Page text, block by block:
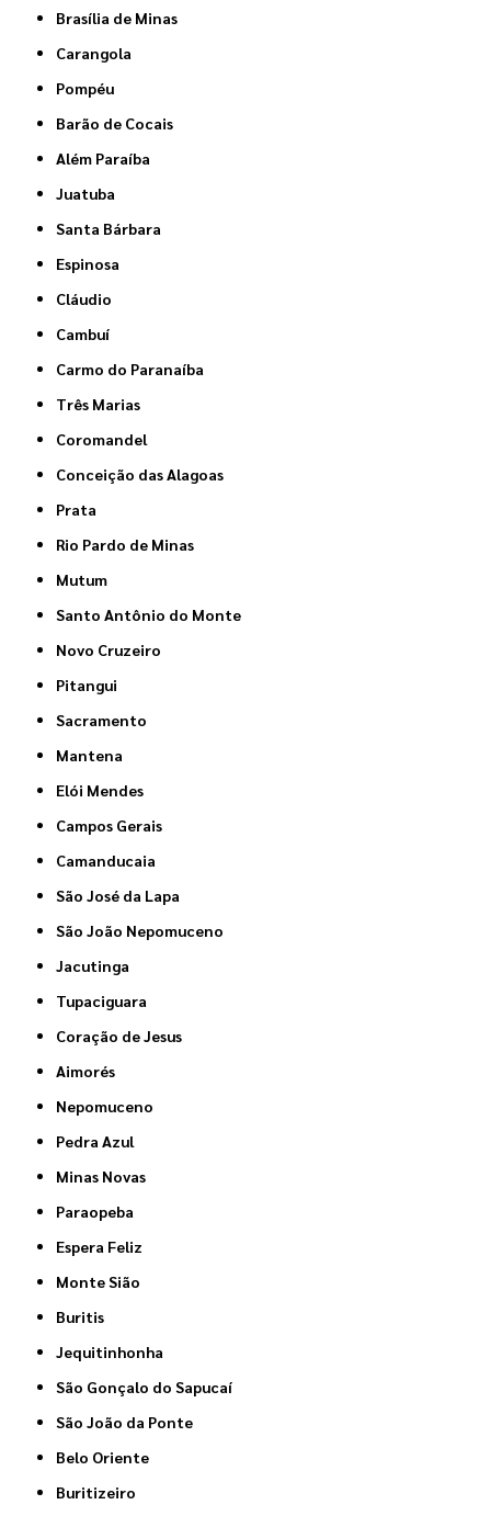
Brasília de Minas
Carangola
Pompéu
Barão de Cocais
Além Paraíba
Juatuba
Santa Bárbara
Espinosa
Cláudio
Cambuí
Carmo do Paranaíba
Três Marias
Coromandel
Conceição das Alagoas
Prata
Rio Pardo de Minas
Mutum
Santo Antônio do Monte
Novo Cruzeiro
Pitangui
Sacramento
Mantena
Elói Mendes
Campos Gerais
Camanducaia
São José da Lapa
São João Nepomuceno
Jacutinga
Tupaciguara
Coração de Jesus
Aimorés
Nepomuceno
Pedra Azul
Minas Novas
Paraopeba
Espera Feliz
Monte Sião
Buritis
Jequitinhonha
São Gonçalo do Sapucaí
São João da Ponte
Belo Oriente
Buritizeiro